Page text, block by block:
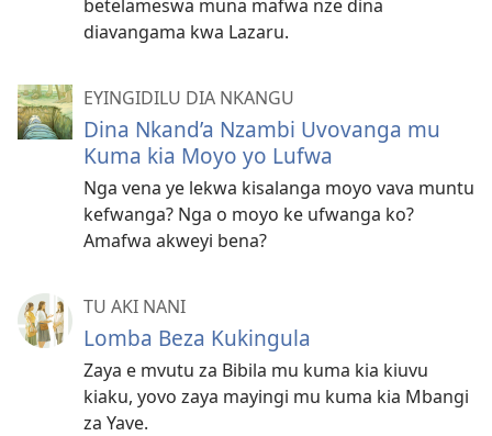
betelameswa muna mafwa nze dina
diavangama kwa Lazaru.
EYINGIDILU DIA NKANGU
Dina Nkand’a Nzambi Uvovanga mu
Kuma kia Moyo yo Lufwa
Nga vena ye lekwa kisalanga moyo vava muntu
kefwanga? Nga o moyo ke ufwanga ko?
Amafwa akweyi bena?
TU AKI NANI
Lomba Beza Kukingula
Zaya e mvutu za Bibila mu kuma kia kiuvu
kiaku, yovo zaya mayingi mu kuma kia Mbangi
za Yave.